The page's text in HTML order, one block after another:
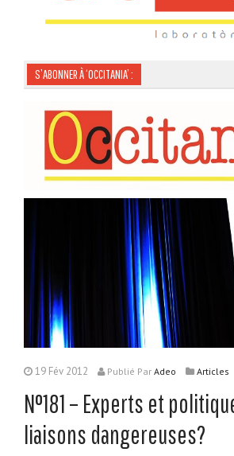
S’ABONNER À ‘OCCITANIA’ :
19 Fév 2012 Publié Par Adeo Articles
N°181 – Experts et
liaisons dangereuses?